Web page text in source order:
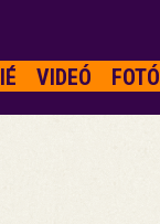
VIDEÓ FOTÓ